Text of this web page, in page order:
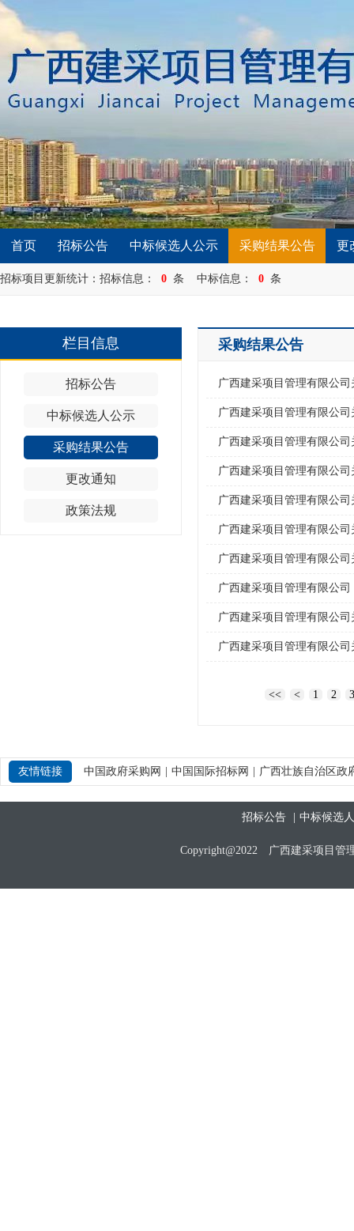
首页 招标公告 中标候选人公示 采购结果公告 更
招标项目更新统计：招标信息： 0 条 中标信息： 0 条
栏目信息
招标公告
中标候选人公示
采购结果公告
更改通知
政策法规
采购结果公告
<< < 1 2 3
友情链接 中国政府采购网 中国国际招标网 广西壮族自治区政
招标公告 中标候选
Copyright@2022 广西建采项目